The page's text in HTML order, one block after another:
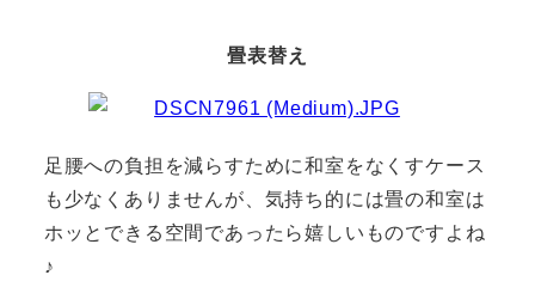
畳表替え
足腰への負担を減らすために和室をなくすケース
も少なくありませんが、気持ち的には畳の和室は
ホッとできる空間であったら嬉しいものですよね
♪